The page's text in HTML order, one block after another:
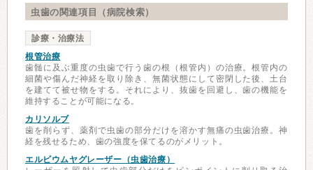
虫歯の関連項目（病院検索）
診療・治療法
根管治療
歯髄に及ぶ重度の虫歯で行う歯の根（根管内）の治療。根管内の
細菌や傷んだ神経を取り除き、無菌状態にして密閉した後、土台
を建てて被せ物をする。それにより、抜歯を回避し、歯の機能を
維持することが可能になる。
カリソルブ
歯を削らず、薬剤で虫歯の部分だけを溶かす無痛の虫歯治療。神
経を残せるため、歯の強度を保てるのがメリット。
エルビウムヤグレーザー（虫歯治療）